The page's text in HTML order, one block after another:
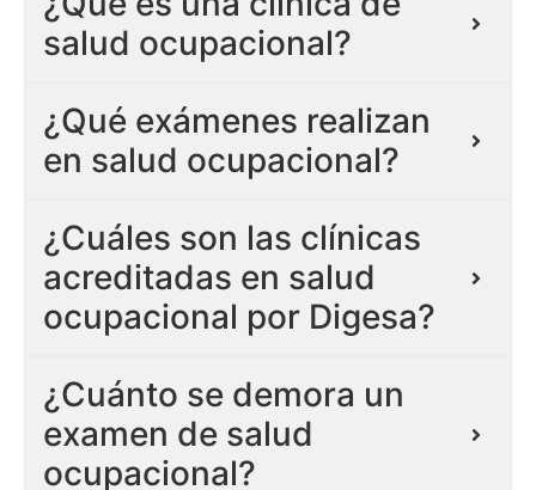
salud ocupacional?
¿Qué exámenes realizan
en salud ocupacional?
¿Cuáles son las clínicas
acreditadas en salud
ocupacional por Digesa?
¿Cuánto se demora un
examen de salud
ocupacional?